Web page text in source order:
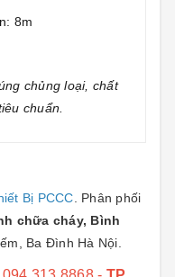
8m
chủng loại, chất
chuẩn.
Bị PCCC . Phân phối
chữa cháy, Bình
Ba Đình Hà Nội.